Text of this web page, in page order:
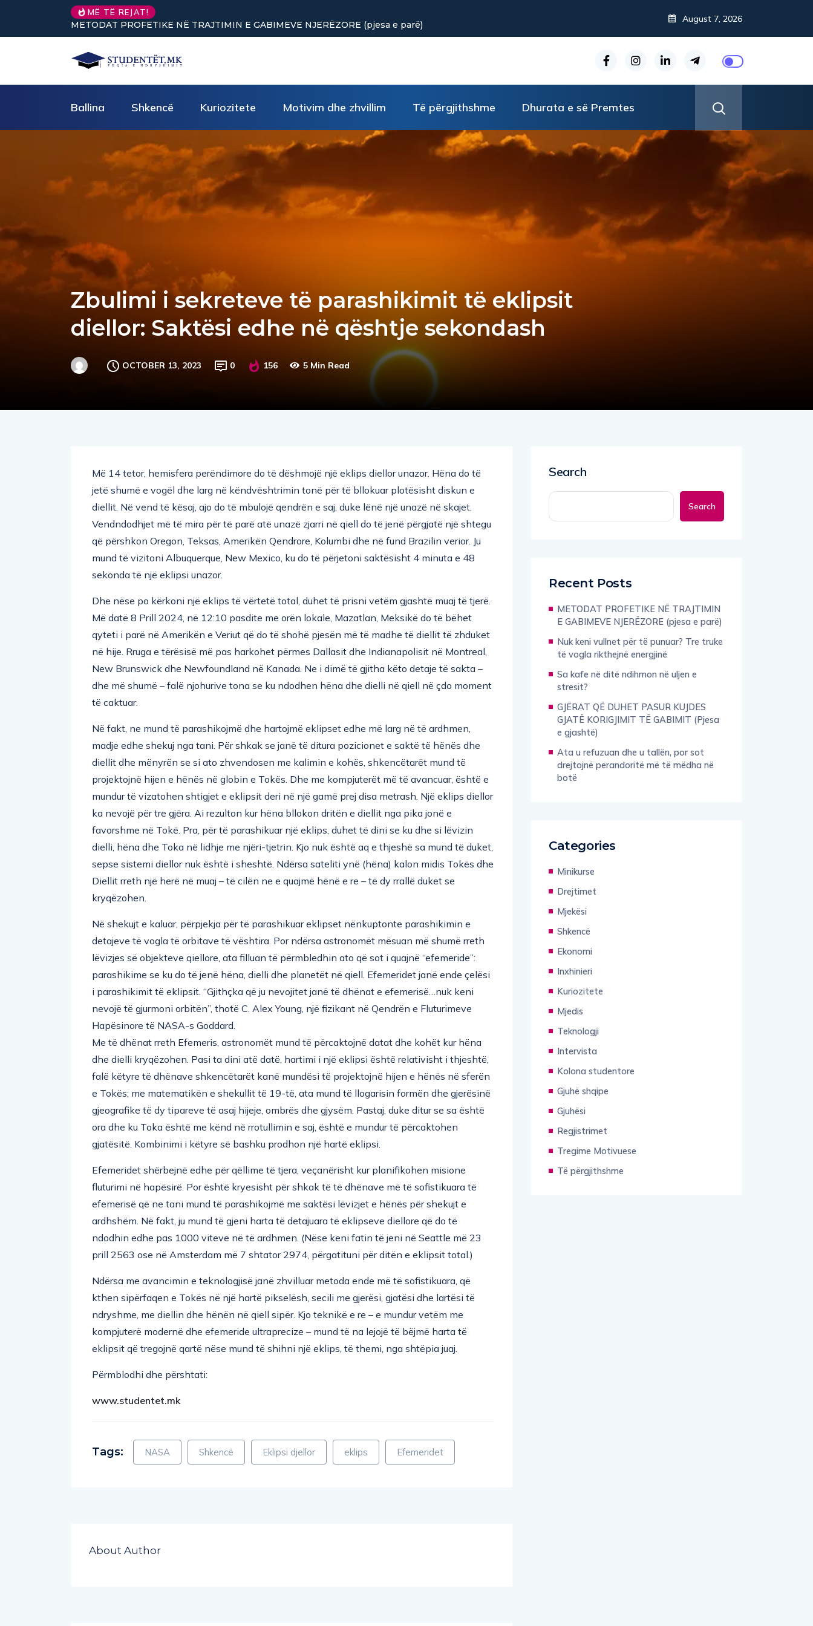
MË TË REJAT!
(pjesa e parë)Nuk keni vullnet për të punuar? Tre truke të vogla rikthejnë energjinë
August 7, 2026
Ballina Shkencë Kuriozitete Motivim dhe zhvillim Të përgjithshme Dhurata e së Premtes
Zbulimi i sekreteve të parashikimit të eklipsit
diellor: Saktësi edhe në qështje sekondash
OCTOBER 13, 2023 0 156 5 Min Read
Më 14 tetor, hemisfera perëndimore do të dëshmojë një eklips diellor unazor. Hëna do të
jetë shumë e vogël dhe larg në këndvështrimin tonë për të bllokuar plotësisht diskun e
diellit. Në vend të kësaj, ajo do të mbulojë qendrën e saj, duke lënë një unazë në skajet.
Vendndodhjet më të mira për të parë atë unazë zjarri në qiell do të jenë përgjatë një shtegu
që përshkon Oregon, Teksas, Amerikën Qendrore, Kolumbi dhe në fund Brazilin verior. Ju
mund të vizitoni Albuquerque, New Mexico, ku do të përjetoni saktësisht 4 minuta e 48
sekonda të një eklipsi unazor.
Dhe nëse po kërkoni një eklips të vërtetë total, duhet të prisni vetëm gjashtë muaj të tjerë.
Më datë 8 Prill 2024, në 12:10 pasdite me orën lokale, Mazatlan, Meksikë do të bëhet
qyteti i parë në Amerikën e Veriut që do të shohë pjesën më të madhe të diellit të zhduket
në hije. Rruga e tërësisë më pas harkohet përmes Dallasit dhe Indianapolisit në Montreal,
New Brunswick dhe Newfoundland në Kanada. Ne i dimë të gjitha këto detaje të sakta –
dhe më shumë – falë njohurive tona se ku ndodhen hëna dhe dielli në qiell në çdo moment
të caktuar.
Në fakt, ne mund të parashikojmë dhe hartojmë eklipset edhe më larg në të ardhmen,
madje edhe shekuj nga tani. Për shkak se janë të ditura pozicionet e saktë të hënës dhe
diellit dhe mënyrën se si ato zhvendosen me kalimin e kohës, shkencëtarët mund të
projektojnë hijen e hënës në globin e Tokës. Dhe me kompjuterët më të avancuar, është e
mundur të vizatohen shtigjet e eklipsit deri në një gamë prej disa metrash. Një eklips diellor
ka nevojë për tre gjëra. Ai rezulton kur hëna bllokon dritën e diellit nga pika jonë e
favorshme në Tokë. Pra, për të parashikuar një eklips, duhet të dini se ku dhe si lëvizin
dielli, hëna dhe Toka në lidhje me njëri-tjetrin. Kjo nuk është aq e thjeshë sa mund të duket,
sepse sistemi diellor nuk është i sheshtë. Ndërsa sateliti ynë (hëna) kalon midis Tokës dhe
Diellit rreth një herë në muaj – të cilën ne e quajmë hënë e re – të dy rrallë duket se
kryqëzohen.
Në shekujt e kaluar, përpjekja për të parashikuar eklipset nënkuptonte parashikimin e
detajeve të vogla të orbitave të vështira. Por ndërsa astronomët mësuan më shumë rreth
lëvizjes së objekteve qiellore, ata filluan të përmbledhin ato që sot i quajnë “efemeride”:
parashikime se ku do të jenë hëna, dielli dhe planetët në qiell. Efemeridet janë ende çelësi
i parashikimit të eklipsit. “Gjithçka që ju nevojitet janë të dhënat e efemerisë…nuk keni
nevojë të gjurmoni orbitën”, thotë C. Alex Young, një fizikant në Qendrën e Fluturimeve
Hapësinore të NASA-s Goddard.
Me të dhënat rreth Efemeris, astronomët mund të përcaktojnë datat dhe kohët kur hëna
dhe dielli kryqëzohen. Pasi ta dini atë datë, hartimi i një eklipsi është relativisht i thjeshtë,
falë këtyre të dhënave shkencëtarët kanë mundësi të projektojnë hijen e hënës në sferën
e Tokës; me matematikën e shekullit të 19-të, ata mund të llogarisin formën dhe gjerësinë
gjeografike të dy tipareve të asaj hijeje, ombrës dhe gjysëm. Pastaj, duke ditur se sa është
ora dhe ku Toka është me kënd në rrotullimin e saj, është e mundur të përcaktohen
gjatësitë. Kombinimi i këtyre së bashku prodhon një hartë eklipsi.
Efemeridet shërbejnë edhe për qëllime të tjera, veçanërisht kur planifikohen misione
fluturimi në hapësirë. Por është kryesisht për shkak të të dhënave më të sofistikuara të
efemerisë që ne tani mund të parashikojmë me saktësi lëvizjet e hënës për shekujt e
ardhshëm. Në fakt, ju mund të gjeni harta të detajuara të eklipseve diellore që do të
ndodhin edhe pas 1000 viteve në të ardhmen. (Nëse keni fatin të jeni në Seattle më 23
prill 2563 ose në Amsterdam më 7 shtator 2974, përgatituni për ditën e eklipsit total.)
Ndërsa me avancimin e teknologjisë janë zhvilluar metoda ende më të sofistikuara, që
kthen sipërfaqen e Tokës në një hartë pikselësh, secili me gjerësi, gjatësi dhe lartësi të
ndryshme, me diellin dhe hënën në qiell sipër. Kjo teknikë e re – e mundur vetëm me
kompjuterë modernë dhe efemeride ultraprecize – mund të na lejojë të bëjmë harta të
eklipsit që tregojnë qartë nëse mund të shihni një eklips, të themi, nga shtëpia juaj.
Përmblodhi dhe përshtati:
www.studentet.mk
Tags: NASA Shkencë Eklipsi djellor eklips Efemeridet
About Author
Search
Search
Recent Posts
METODAT PROFETIKE NË TRAJTIMIN
E GABIMEVE NJERËZORE (pjesa e parë)
Nuk keni vullnet për të punuar? Tre truke
të vogla rikthejnë energjinë
Sa kafe në ditë ndihmon në uljen e
stresit?
GJËRAT QË DUHET PASUR KUJDES
GJATË KORIGJIMIT TË GABIMIT (Pjesa
e gjashtë)
Ata u refuzuan dhe u tallën, por sot
drejtojnë perandoritë më të mëdha në
botë
Categories
Minikurse
Drejtimet
Mjekësi
Shkencë
Ekonomi
Inxhinieri
Kuriozitete
Mjedis
Teknologji
Intervista
Kolona studentore
Gjuhë shqipe
Gjuhësi
Regjistrimet
Tregime Motivuese
Të përgjithshme